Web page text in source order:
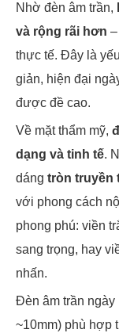
Nhờ đèn âm trần,
và rộng rãi hơn
thực tế. Đây là
giản, hiện đại
được đề cao.
Về mặt thẩm mỹ,
dạng và tinh tế.
dáng tròn truyền
với phong cách
phong phú: viền
sang trọng, hay
nhấn.
Đèn âm trần ngày
~10mm) phù hợp